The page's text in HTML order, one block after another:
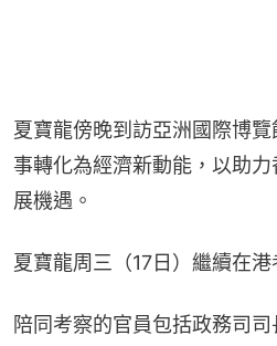
夏寶龍傍晚到訪亞洲國際博
事轉化為經濟新動能，以助
展機遇。
夏寶龍周三（17日）繼續在港
陪同考察的官員包括政務司